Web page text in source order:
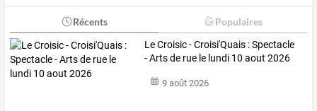
Récents Populaires
Le Croisic - Croisi'Quais : Spectacle
- Arts de rue le lundi 10 aout 2026
9 août 2026